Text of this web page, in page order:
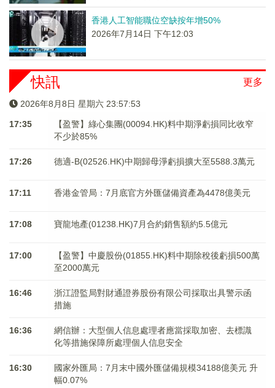
香港人工智能職位空缺按年增50%
2026年7月14日 下午12:03
更多
快訊
2026年8月8日 星期六 23:57:53
17:35
【盈警】綠心集團(00094.HK)料中期淨虧損同比收窄
不少於85%
17:26 德適-B(02526.HK)中期歸母淨虧損擴大至5588.3萬元
17:11 香港金管局：7月底官方外匯儲備資產為4478億美元
17:08 寶龍地產(01238.HK)7月合約銷售額約5.5億元
17:00
【盈警】中慶股份(01855.HK)料中期除稅後虧損500萬
至2000萬元
16:46
浙江證監局對財通證券股份有限公司採取出具警示函
措施
16:36
網信辦：大型個人信息處理者應當採取加密、去標識
化等措施保障所處理個人信息安全
16:30
國家外匯局：7月末中國外匯儲備規模34188億美元 升
幅0.07%